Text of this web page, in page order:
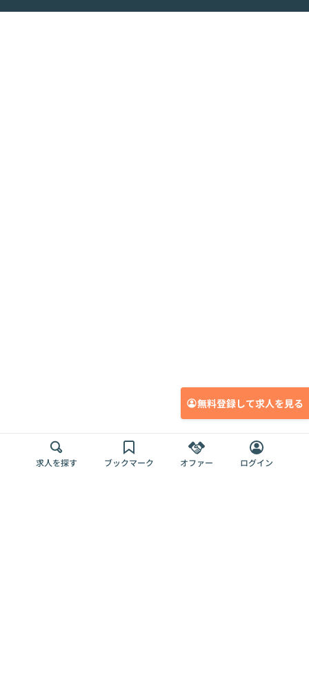
いう方にこそ参加いただきたいイベントで
無料登録して求人を見る
求人を探す ブックマーク オファー ログイン